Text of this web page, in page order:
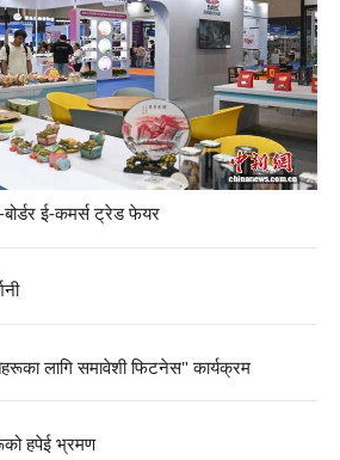
ई-कमर्स ट्रेड फेयर
लागि समावेशी फिटनेस" कार्यक्रम
हपेई भ्रमण